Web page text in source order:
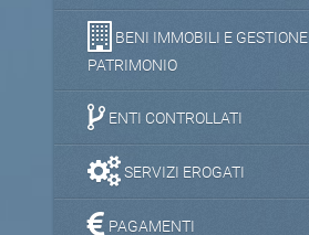
BENI IMMOBILI E GESTIONE
PATRIMONIO
ENTI CONTROLLATI
SERVIZI EROGATI
PAGAMENTI